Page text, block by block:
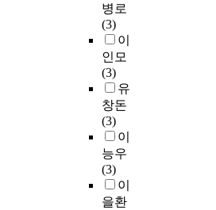
병로
(3)
이
인모
(3)
유
창돈
(3)
이
능우
(3)
이
을환